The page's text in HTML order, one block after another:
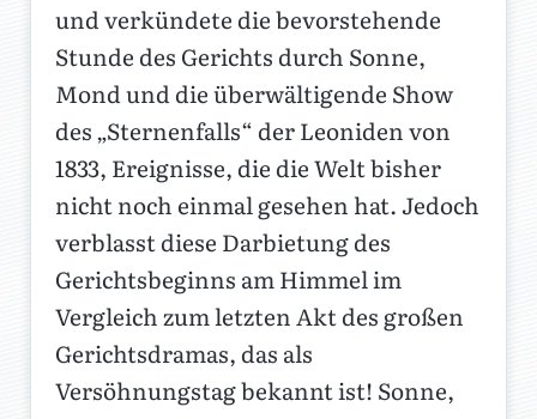
und verkündete die bevorstehende
Stunde des Gerichts durch Sonne,
Mond und die überwältigende Show
des „Sternenfalls“ der Leoniden von
1833, Ereignisse, die die Welt bisher
nicht noch einmal gesehen hat. Jedoch
verblasst diese Darbietung des
Gerichtsbeginns am Himmel im
Vergleich zum letzten Akt des großen
Gerichtsdramas, das als
Versöhnungstag bekannt ist! Sonne,